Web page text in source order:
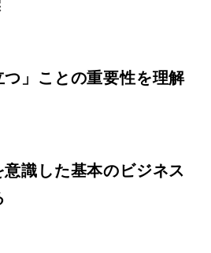
つ」ことの重要性を理解
意識した基本のビジネス